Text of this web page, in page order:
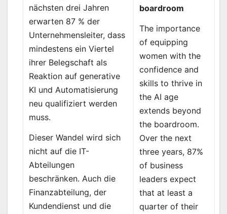
nächsten drei Jahren
erwarten 87 % der
Unternehmensleiter, dass
mindestens ein Viertel
ihrer Belegschaft als
Reaktion auf generative
KI und Automatisierung
neu qualifiziert werden
muss.
Dieser Wandel wird sich
nicht auf die IT-
Abteilungen
beschränken. Auch die
Finanzabteilung, der
Kundendienst und die
boardroom
The importance
of equipping
women with the
confidence and
skills to thrive in
the AI age
extends beyond
the boardroom.
Over the next
three years, 87%
of business
leaders expect
that at least a
quarter of their